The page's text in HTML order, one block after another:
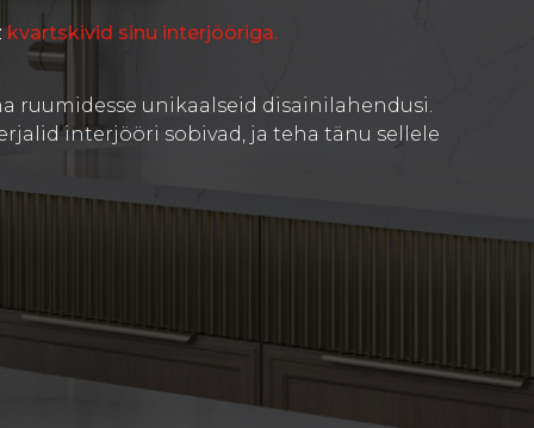
kvartskivid sinu interjööriga.
ruumidesse unikaalseid disainilahendusi.
interjööri sobivad, ja teha tänu sellele